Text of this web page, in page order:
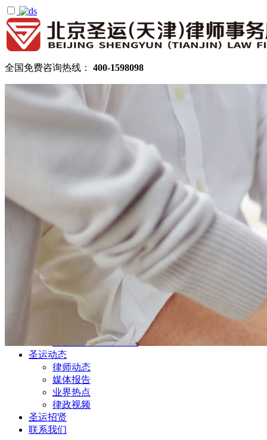
全国免费咨询热线： 400-1598098
律所公告
拆迁律师团队
民商律师团队
部门领域
公司商务部
民事纠纷部
涉外法律事务部
金融证券部
海事海商部
刑事诉讼部
知识产权法律业务部
圣运动态
律师动态
媒体报告
业界热点
律政视频
圣运招贤
联系我们